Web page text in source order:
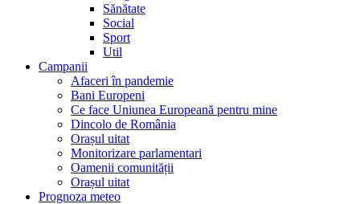
Sănătate
Social
Sport
Util
Campanii
Afaceri în pandemie
Bani Europeni
Ce face Uniunea Europeană pentru mine
Dincolo de România
Orașul uitat
Monitorizare parlamentari
Oamenii comunității
Orașul uitat
Prognoza meteo